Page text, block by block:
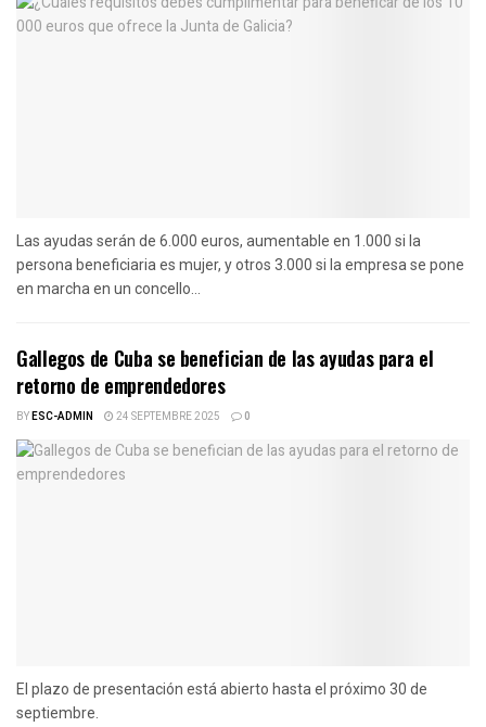
Las ayudas serán de 6.000 euros, aumentable en 1.000 si la
persona beneficiaria es mujer, y otros 3.000 si la empresa se pone
en marcha en un concello...
Gallegos de Cuba se benefician de las ayudas para el
retorno de emprendedores
BYESC-ADMIN 24 SEPTEMBRE 2025 0
El plazo de presentación está abierto hasta el próximo 30 de
septiembre.